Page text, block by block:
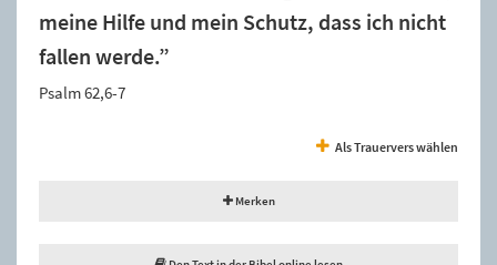
meine Hilfe und mein Schutz, dass ich nicht
fallen werde.”
Psalm 62,6-7
Als Trauervers wählen
Merken